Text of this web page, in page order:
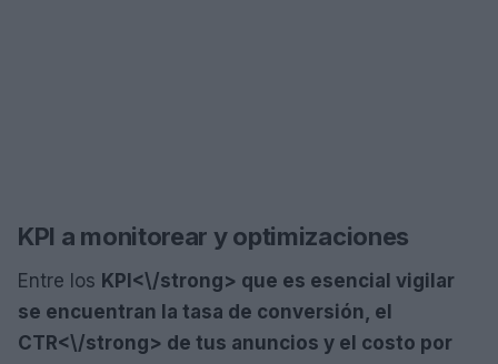
KPI a monitorear y optimizaciones
Entre los KPI<\/strong> que es esencial vigilar
se encuentran la tasa de conversión, el
CTR<\/strong> de tus anuncios y el costo por